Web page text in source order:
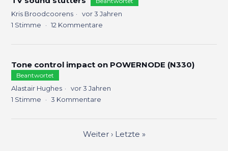
Kris Broodcoorens
vor 3 Jahren
1 Stimme 12 Kommentare
Tone control impact on POWERNODE (N330)
Beantwortet
Alastair Hughes
vor 3 Jahren
1 Stimme 3 Kommentare
Weiter › Letzte »